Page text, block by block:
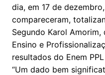
dia, em 17 de
compareceram,
Segundo Karol
Ensino e
resultados do Enem
“Um dado bem